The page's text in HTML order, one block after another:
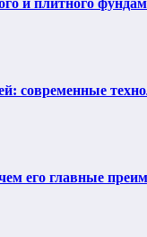
и плитного
современные
его главные